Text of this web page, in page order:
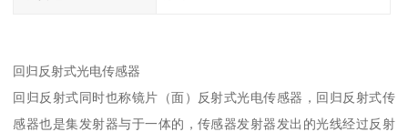
回归反射式光电传感器
回归反射式同时也称镜片（面）反射式光电传感器，回归反射式传
感器也是集发射器与于一体的，传感器发射器发出的光线经过反射